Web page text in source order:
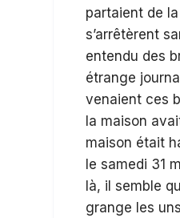
partaient de
s’arrêtèrent
entendu des
étrange
venaient ces
la maison
maison était
le samedi 31
là, il semble
grange les